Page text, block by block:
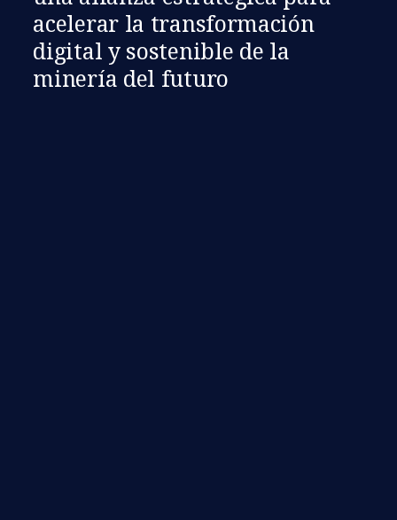
acelerar la transformación
digital y sostenible de la
minería del futuro